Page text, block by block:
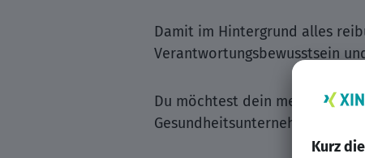
Damit im Hintergrund alles
Verantwortungsbewusstsein
Du möchtest dein
Gesundheitsunternehmens